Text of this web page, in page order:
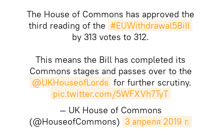
The House of Commons has approved the
third reading of the #EUWithdrawal5Bill
by 313 votes to 312.
This means the Bill has completed its
Commons stages and passes over to the
@UKHouseofLords for further scrutiny.
pic.twitter.com/5WFXVh7TyT
— UK House of Commons
(@HouseofCommons) 3 апреля 2019 г.